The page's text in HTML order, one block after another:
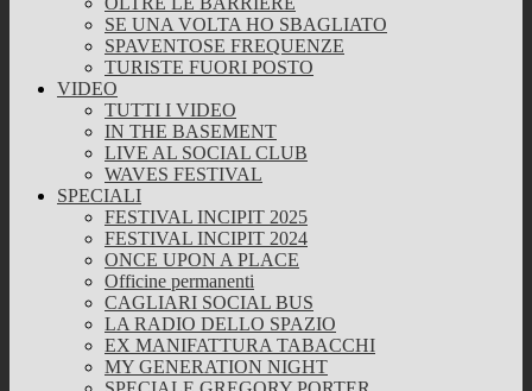
SE UNA VOLTA HO SBAGLIATO
SPAVENTOSE FREQUENZE
TURISTE FUORI POSTO
VIDEO
TUTTI I VIDEO
IN THE BASEMENT
LIVE AL SOCIAL CLUB
WAVES FESTIVAL
SPECIALI
FESTIVAL INCIPIT 2025
FESTIVAL INCIPIT 2024
ONCE UPON A PLACE
Officine permanenti
CAGLIARI SOCIAL BUS
LA RADIO DELLO SPAZIO
EX MANIFATTURA TABACCHI
MY GENERATION NIGHT